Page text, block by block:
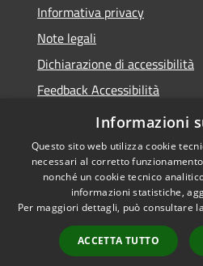
Informativa privacy
Note legali
Dichiarazione di accessibilità
Feedback Accessibilità
Fatturare al comune
Accessibilità
Informazioni
Questo sito web utilizza cookie
necessari al corretto
nonché un cookie tecnico
informazioni statistiche,
Per maggiori dettagli, può consultare
ACCETTA TUTTO